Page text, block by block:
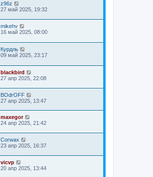
z96z
27 май 2025, 19:32
mikehv
16 май 2025, 08:00
Курдль
09 май 2025, 23:17
blackbird
27 апр 2025, 22:08
BOdrOFF
27 апр 2025, 13:47
maxegor
24 апр 2025, 21:42
Corwax
23 апр 2025, 16:37
vicvp
20 апр 2025, 13:44